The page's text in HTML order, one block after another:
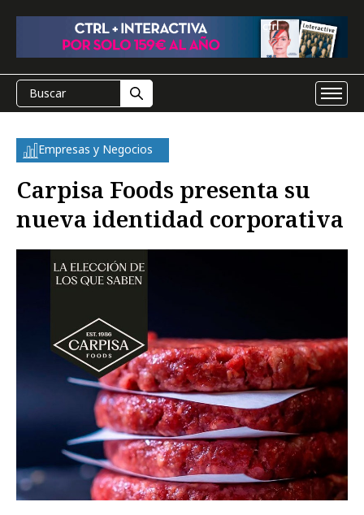
Empresas y Negocios
Carpisa Foods presenta su
nueva identidad corporativa